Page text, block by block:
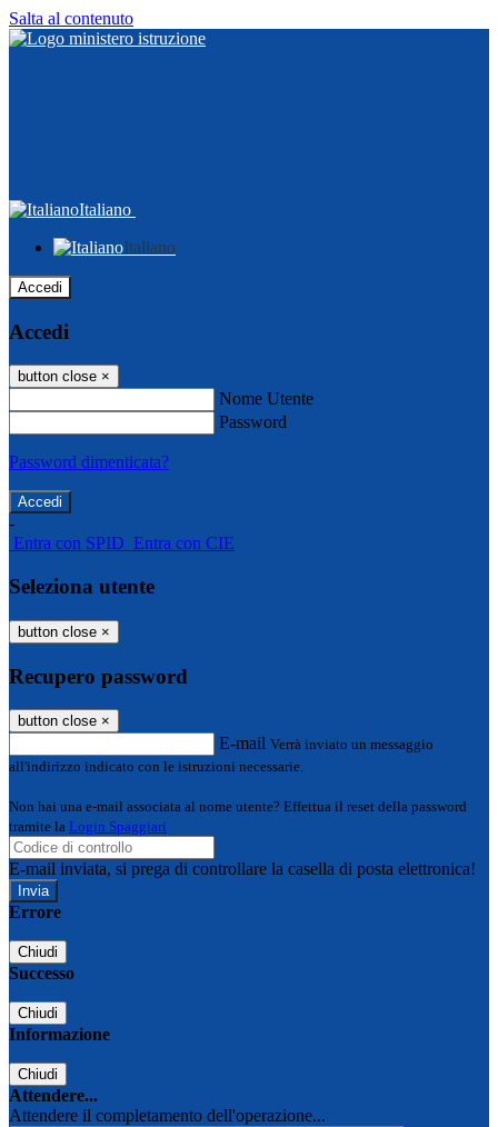
Salta al contenuto
Italiano
Italiano
Accedi
Accedi
button close ×
Nome Utente
Password
Password dimenticata?
-
Entra con SPID Entra con CIE
Seleziona utente
button close ×
Recupero password
button close ×
E-mail Verrà inviato un messaggio
all'indirizzo indicato con le istruzioni necessarie.
Non hai una e-mail associata al nome utente? Effettua il reset della password
tramite la Login Spaggiari
E-mail inviata, si prega di controllare la casella di posta elettronica!
Errore
Chiudi
Successo
Chiudi
Informazione
Chiudi
Attendere...
Attendere il completamento dell'operazione...